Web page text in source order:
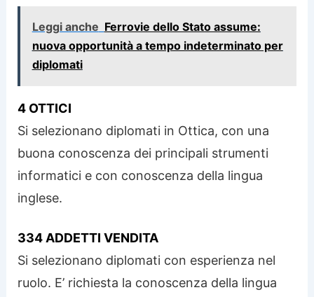
Leggi anche Ferrovie dello Stato assume:
nuova opportunità a tempo indeterminato per
diplomati
4 OTTICI
Si selezionano diplomati in Ottica, con una
buona conoscenza dei principali strumenti
informatici e con conoscenza della lingua
inglese.
334 ADDETTI VENDITA
Si selezionano diplomati con esperienza nel
ruolo. E’ richiesta la conoscenza della lingua